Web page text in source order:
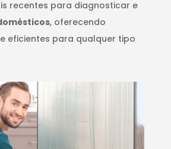
recentes para diagnosticar e
, oferecendo
eficientes para qualquer tipo